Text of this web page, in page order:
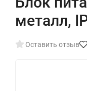
металл,
Оставить отзыв